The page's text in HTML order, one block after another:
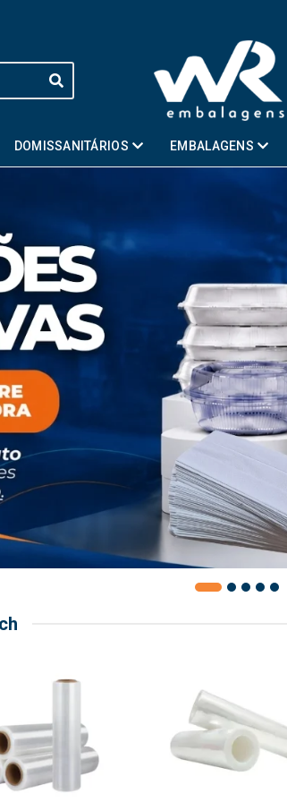
DOMISSANITÁRIOS EMBALAGENS